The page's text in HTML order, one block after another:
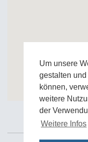
Um unsere
gestalten
können,
weitere
der
Weitere Infos